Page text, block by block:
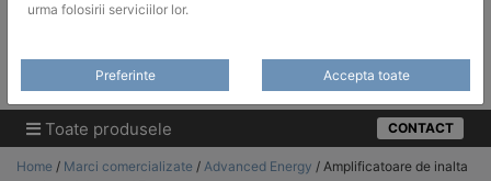
Products
Toate produsele CONTACT
Home / Marci comercializate / Advanced Energy / Amplificatoare de inalta
urma folosirii serviciilor lor.
Preferinte Accepta toate